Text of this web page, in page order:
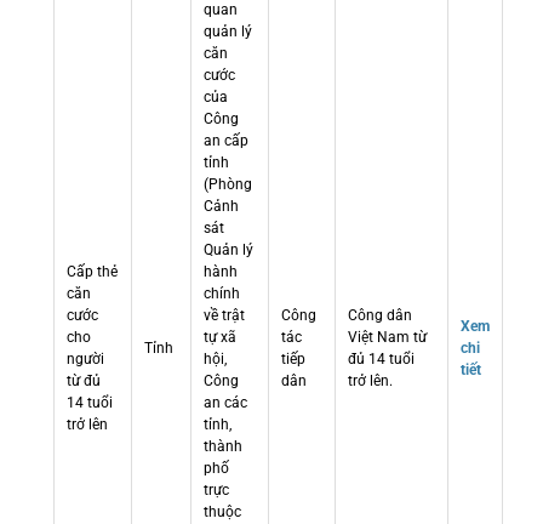
Cấp thẻ
căn
cước
cho
người
từ đủ
14 tuổi
trở lên
Tỉnh
quan
quản lý
căn
cước
của
Công
an cấp
tỉnh
(Phòng
Cảnh
sát
Quản lý
hành
chính
về trật
tự xã
hội,
Công
an các
tỉnh,
thành
phố
trực
thuộc
Công
tác
tiếp
dân
Công dân
Việt Nam từ
đủ 14 tuổi
trở lên.
Xem
chi
tiết